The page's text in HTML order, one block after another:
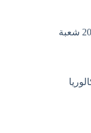
التصحيح النموذجي لموضوع الفلسفة بكالوريا 2022 شعبة